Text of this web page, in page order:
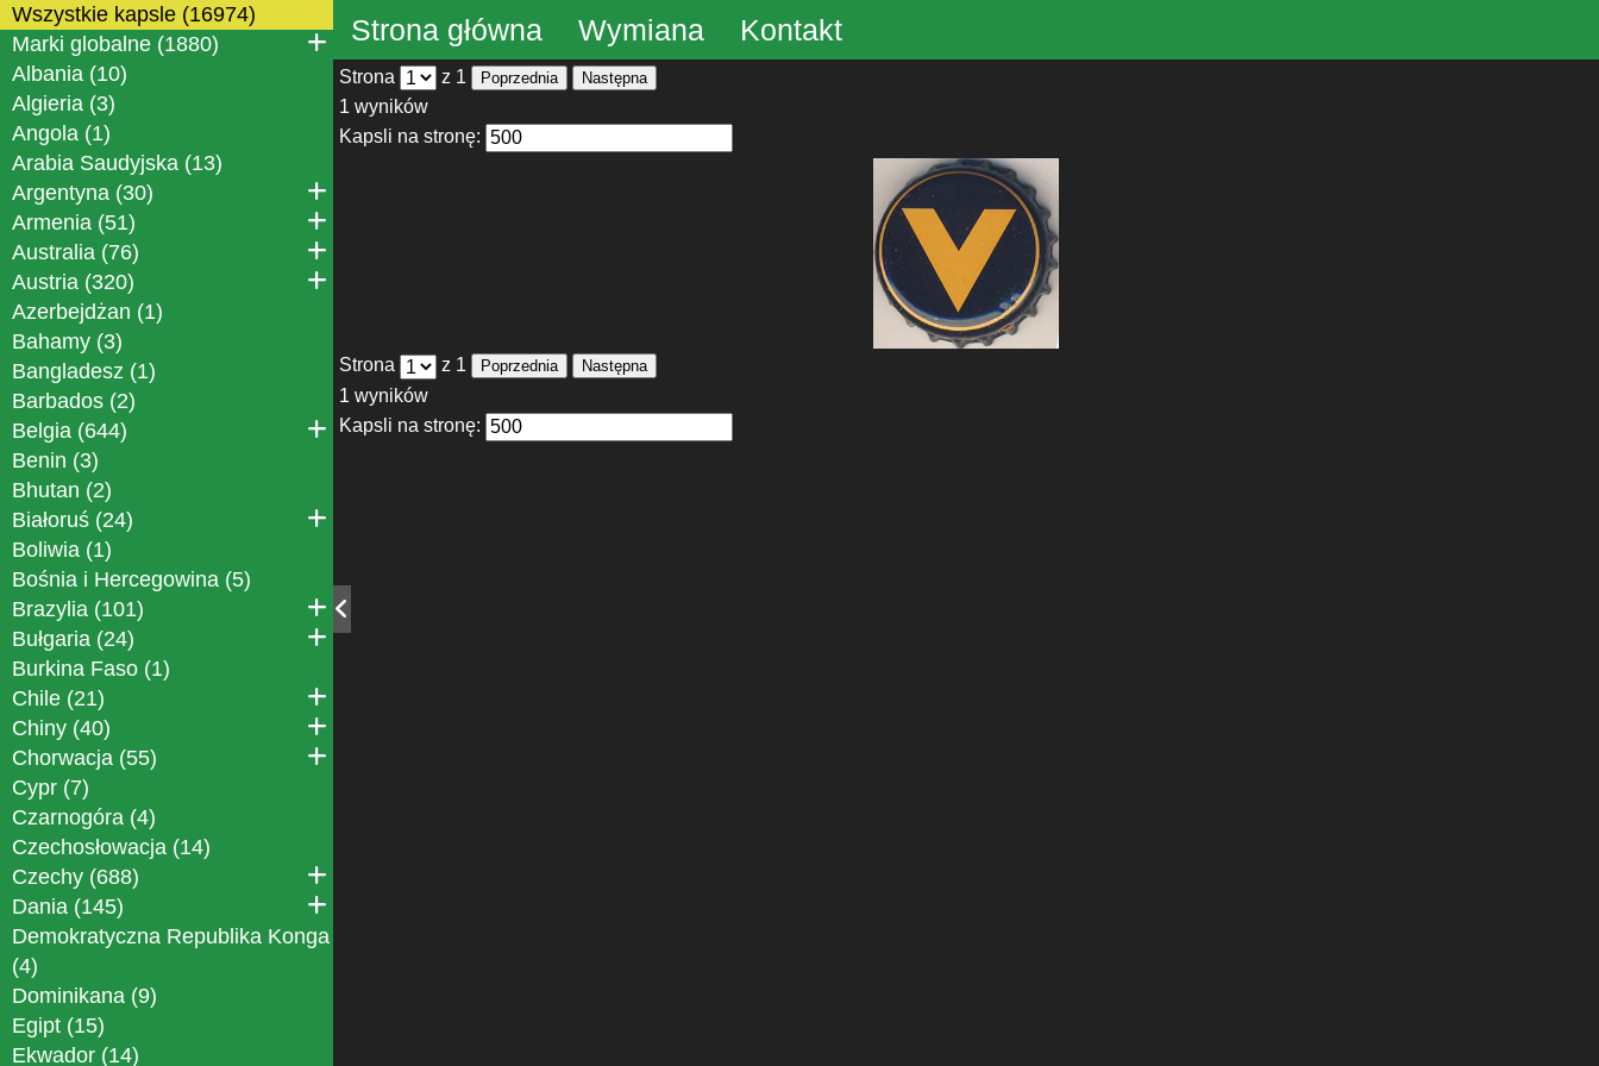
Wszystkie kapsle (16974)
Marki globalne (1880)
Albania (10)
Algieria (3)
Angola (1)
Arabia Saudyjska (13)
Argentyna (30)
Armenia (51)
Australia (76)
Austria (320)
Azerbejdżan (1)
Bahamy (3)
Bangladesz (1)
Barbados (2)
Belgia (644)
Benin (3)
Bhutan (2)
Białoruś (24)
Boliwia (1)
Bośnia i Hercegowina (5)
Brazylia (101)
Bułgaria (24)
Burkina Faso (1)
Chile (21)
Chiny (40)
Chorwacja (55)
Cypr (7)
Czarnogóra (4)
Czechosłowacja (14)
Czechy (688)
Dania (145)
Demokratyczna Republika Konga
(4)
Dominikana (9)
Egipt (15)
Ekwador (14)
Strona główna Wymiana Kontakt
Strona z 1 Poprzednia Następna
1 wyników
Kapsli na stronę:
Strona z 1 Poprzednia Następna
1 wyników
Kapsli na stronę: